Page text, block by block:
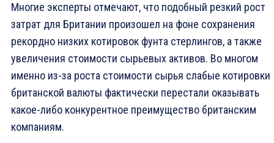
Многие эксперты отмечают, что подобный резкий рост
затрат для Британии произошел на фоне сохранения
рекордно низких котировок фунта стерлингов, а также
увеличения стоимости сырьевых активов. Во многом
именно из-за роста стоимости сырья слабые котировки
британской валюты фактически перестали оказывать
какое-либо конкурентное преимущество британским
компаниям.